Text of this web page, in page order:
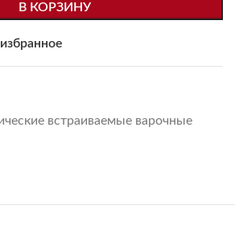
В КОРЗИНУ
встраиваемые варочные